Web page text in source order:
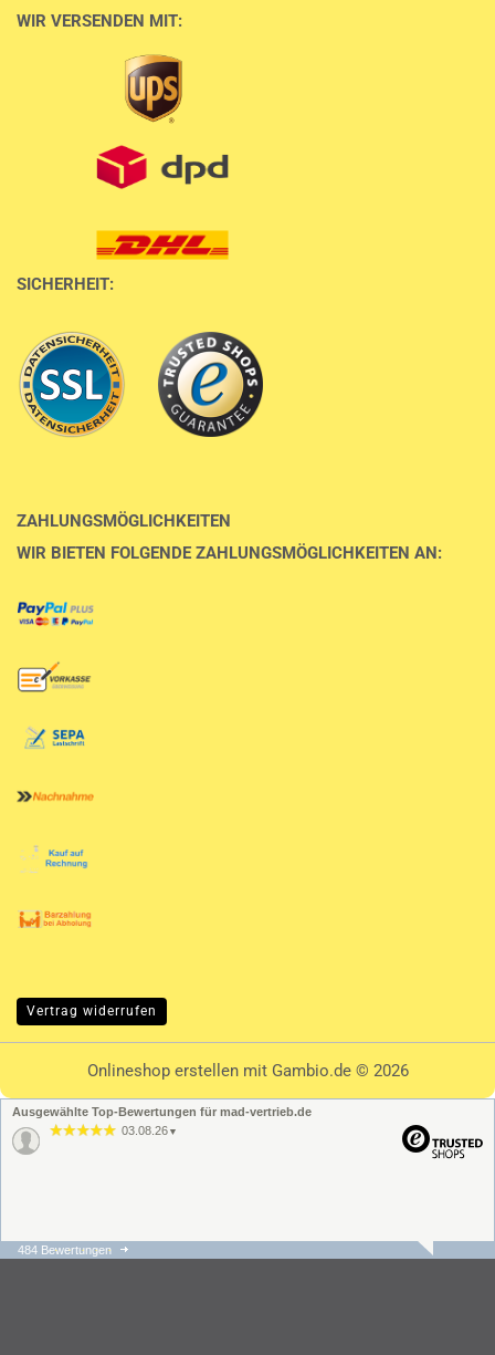
WIR VERSENDEN MIT:
SICHERHEIT:
ZAHLUNGSMÖGLICHKEITEN
WIR BIETEN FOLGENDE ZAHLUNGSMÖGLICHKEITEN AN:
Vertrag widerrufen
Onlineshop erstellenmit Gambio.de © 2026
Ausgewählte Top-Bewertungen für mad-vertrieb.de
03.08.26 ▼
31.07.26
484 Bewertungen